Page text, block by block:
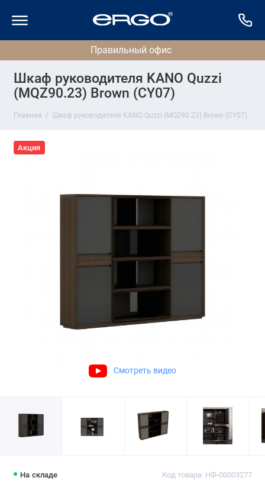
Шкаф руководителя KANO Quzzi
(MQZ90.23) Brown (CY07)
Главная Шкаф руководителя KANO Quzzi (MQZ90.23) Brown (CY07)
Акция
Смотреть видео
На складе Код товара: НФ-00003277